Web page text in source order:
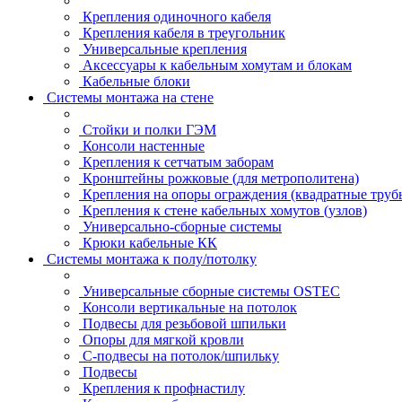
Крепления одиночного кабеля
Крепления кабеля в треугольник
Универсальные крепления
Аксессуары к кабельным хомутам и блокам
Кабельные блоки
Системы монтажа на стене
Стойки и полки ГЭМ
Консоли настенные
Крепления к сетчатым заборам
Кронштейны рожковые (для метрополитена)
Крепления на опоры ограждения (квадратные
Крепления к стене кабельных хомутов (узлов)
Универсально-сборные системы
Крюки кабельные КК
Системы монтажа к полу/потолку
Универсальные сборные системы OSTEC
Консоли вертикальные на потолок
Подвесы для резьбовой шпильки
Опоры для мягкой кровли
С-подвесы на потолок/шпильку
Подвесы
Крепления к профнастилу